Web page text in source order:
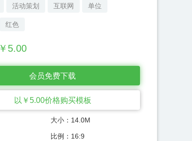
活动策划 互联网 单位
红色
￥ 5.00
会员免费下载
以￥ 5.00价格购买模板
大小： 14.0M
比例： 16:9